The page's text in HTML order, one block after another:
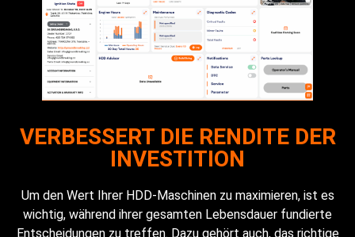
VERBESSERT DIE RENDITE DER
INVESTITION
Um den Wert Ihrer HDD-Maschinen zu maximieren, ist es
wichtig, während ihrer gesamten Lebensdauer fundierte
Entscheidungen zu treffen. Dazu gehört auch, das richtige